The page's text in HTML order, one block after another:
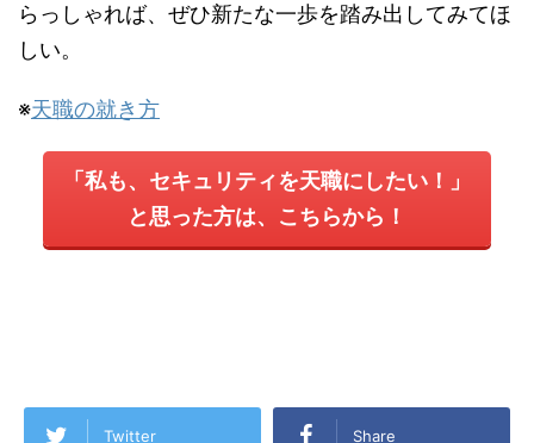
らっしゃれば、ぜひ新たな一歩を踏み出してみてほ
しい。
※天職の就き方
「私も、セキュリティを天職にしたい！」
と思った方は、こちらから！
Twitter Share